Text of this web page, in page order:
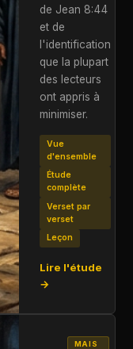
de Jean 8:44
et de
l'identification
que la plupart
des lecteurs
ont appris à
minimiser.
Vue
d'ensemble
Étude
complète
Verset par
verset
Leçon
Lire l'étude
→
MAIS